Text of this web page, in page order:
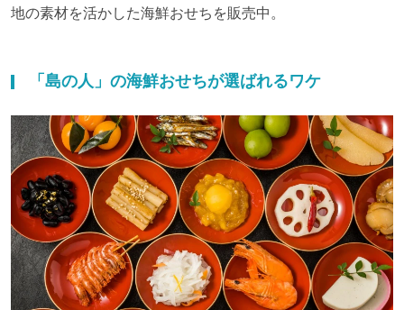
地の素材を活かした海鮮おせちを販売中。
「島の人」の海鮮おせちが選ばれるワケ